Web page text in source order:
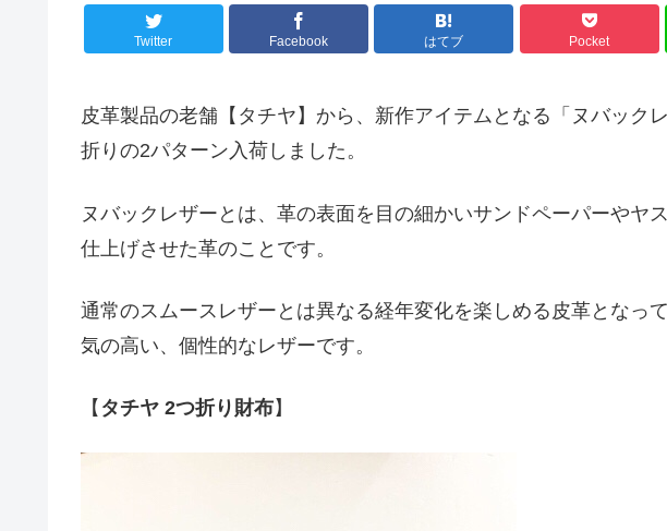
Twitter Facebook はてブ Pocket
皮革製品の老舗【タチヤ】から、新作アイテムとなる「ヌバック
折りの2パターン入荷しました。
ヌバックレザーとは、革の表面を目の細かいサンドペーパーやヤ
仕上げさせた革のことです。
通常のスムースレザーとは異なる経年変化を楽しめる皮革となっ
気の高い、個性的なレザーです。
【 タチヤ 2つ折り財布】